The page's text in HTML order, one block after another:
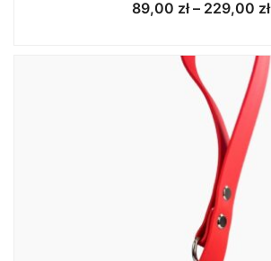
89,00 zł – 229,00 zł